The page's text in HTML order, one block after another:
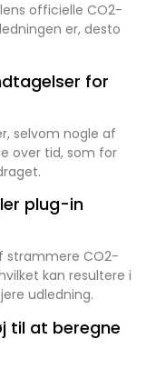
officielle CO2-
er, desto
for
selvom nogle af
over tid, som for
plug-in
strammere CO2-
kan resultere i
udledning.
til at beregne